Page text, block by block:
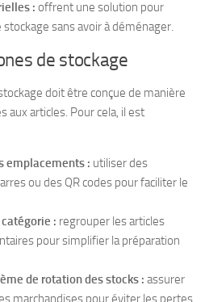
: offrent une solution pour
sans avoir à déménager.
de stockage
doit être conçue de manière
aux articles. Pour cela, il est
emplacements : utiliser des
ou des QR codes pour faciliter le
: regrouper les articles
pour simplifier la préparation
de rotation des stocks : assurer
marchandises pour éviter les pertes